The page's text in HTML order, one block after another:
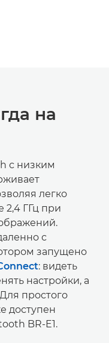
на
с низким
легко
2,4 ГГц при
с
запущено
: видеть
настройки, а
простого
доступен
BR-E1.